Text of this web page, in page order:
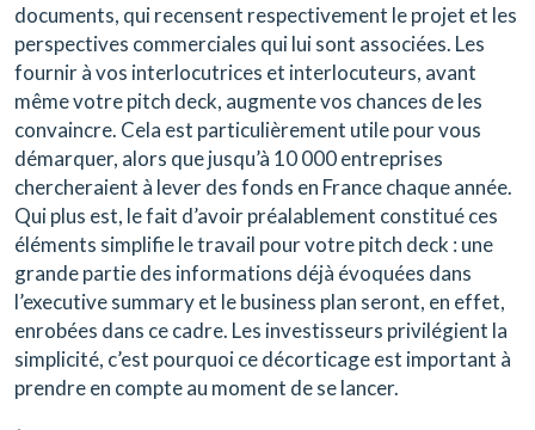
documents, qui recensent respectivement le projet et les
perspectives commerciales qui lui sont associées. Les
fournir à vos interlocutrices et interlocuteurs, avant
même votre pitch deck, augmente vos chances de les
convaincre. Cela est particulièrement utile pour vous
démarquer, alors que jusqu’à 10 000 entreprises
chercheraient à lever des fonds en France chaque année.
Qui plus est, le fait d’avoir préalablement constitué ces
éléments simplifie le travail pour votre pitch deck : une
grande partie des informations déjà évoquées dans
l’executive summary et le business plan seront, en effet,
enrobées dans ce cadre. Les investisseurs privilégient la
simplicité, c’est pourquoi ce décorticage est important à
prendre en compte au moment de se lancer.